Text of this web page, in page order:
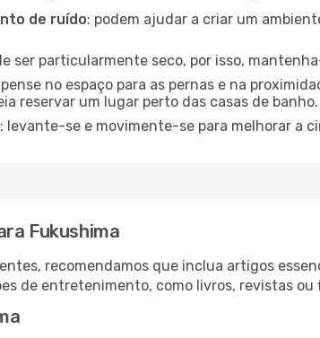
de ruído: podem ajudar a criar um
ser particularmente seco, por isso,
pense no espaço para as pernas e na
reservar um lugar perto das casas de banho.
: levante-se e movimente-se para melhorar a
Fukushima
recomendamos que inclua artigos
de entretenimento, como livros, revistas ou